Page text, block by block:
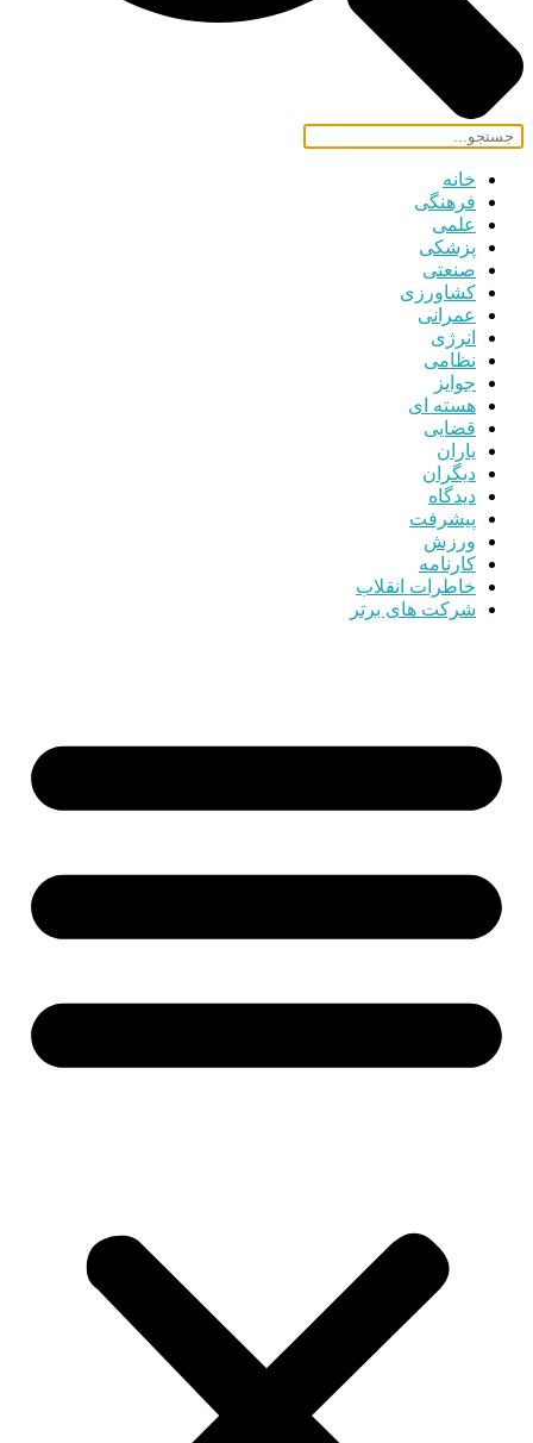
خانه
فرهنگی
علمی
پزشکی
صنعتی
کشاورزی
عمرانی
انرژی
نظامی
جوایز
هسته ای
قضایی
یاران
دیگران
دیدگاه
پیشرفت
ورزش
کارنامه
خاطرات انقلاب
شرکت های برتر